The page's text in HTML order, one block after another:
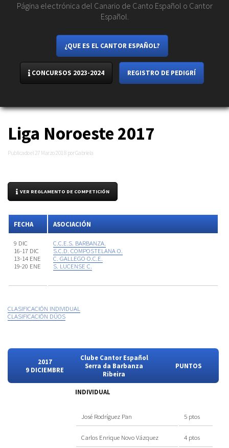
Página electrónica del Canario de Canto Español o Cantor
Español.
¿QUE ES EL CANTOR ESPAÑOL?
CONCURSOS 2023-2024 REGISTRO DE PEDIGRÍ
Liga Noroeste 2017
Publicado el 27 Marzo 2018 por Gabriela
VER REGLAMENTO DE COMPETICIÓN
FECHA ASOCIACIÓN
9 DIC
16-17 DIC
13-14 ENE
19-20 ENE
C.C.E.S. BARBANZA.
S.C.D. COMPOSTELANA O.
C. GALLEGO O.C.E.
S. LUCENSE C.
CLASIFICACIÓN INDIVIDUAL
CLASIFICACIÓN DÚOS
2017
9 DICIEMBRE
Clube Cantor Español
Serra da Barbanza
Ribeira
PUNTOS
INDIVIDUAL
José Rodríguez Pan 5 ptos
Carlos Enrique Novo Vázquez 4 ptos